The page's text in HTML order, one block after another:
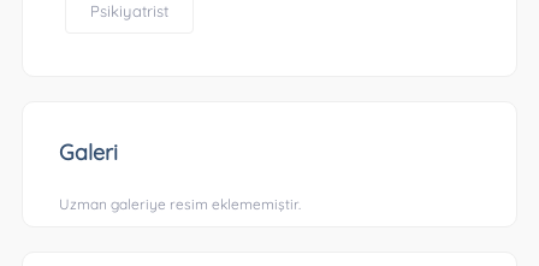
Psikiyatrist
Galeri
Uzman galeriye resim eklememiştir.